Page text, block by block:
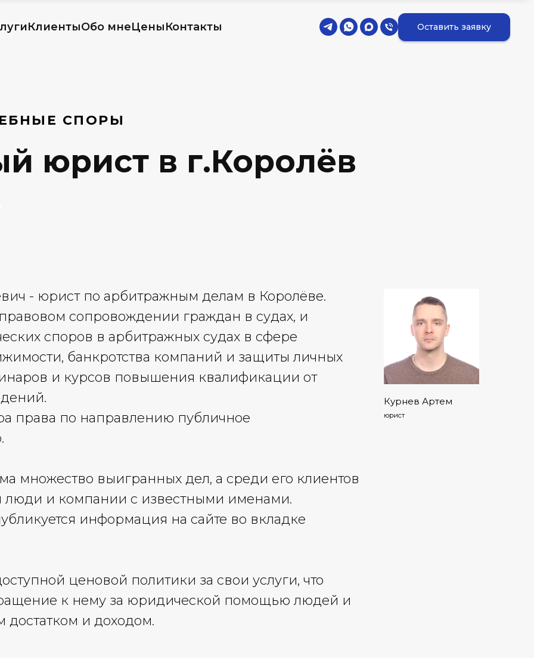
КлиентыОбо мнеЦеныКонтакты Оставить заявку
СПОРЫ
юрист в г.Королёв
- юрист по арбитражным делам в Королёве.
сопровождении граждан в судах, и
споров в арбитражных судах в сфере
банкротства компаний и защиты личных
и курсов повышения квалификации от
права по направлению публичное
множество выигранных дел, а среди его клиентов
люди и компании с известными именами.
информация на сайте во вкладке
ценовой политики за свои услуги, что
к нему за юридической помощью людей и
и доходом.
Курнев Артем
юрист